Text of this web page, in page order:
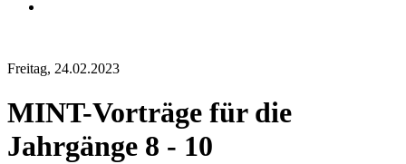
Freitag, 24.02.2023
MINT-Vorträge für die
Jahrgänge 8 - 10